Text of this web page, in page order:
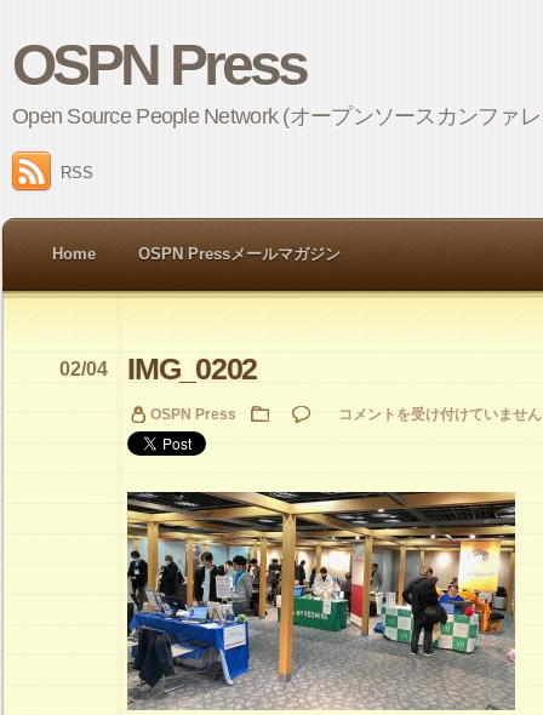
OSPN Press
Open Source People Network (オープンソースカンファ
RSS
Home OSPN Pressメールマガジン
IMG_0202
02/04
OSPN Press IMG_0202
コメントを受け付けていません